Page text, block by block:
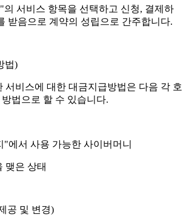
서비스 항목을 선택하고 신청, 결제하
받음으로 계약의 성립으로 간주합니다.
법)
서비스에 대한 대금지급방법은 다음 각 호
법으로 할 수 있습니다.
"에서 사용 가능한 사이버머니
맺은 상태
공 및 변경)